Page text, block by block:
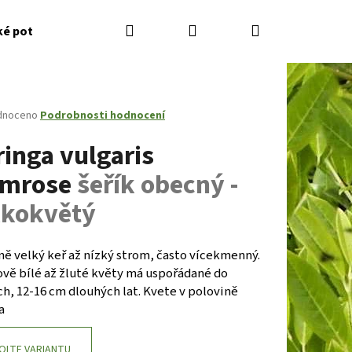
potřeby Kontakty Jak nakupovat
Hledat PřihlášeníNákupní
košík
Podrobnosti hodnocení
vulgaris
šeřík obecný -
velký keř až nízký strom, často vícekmenný.
bílé až žluté květy má uspořádané do
12-16 cm dlouhých lat. Kvete v polovině